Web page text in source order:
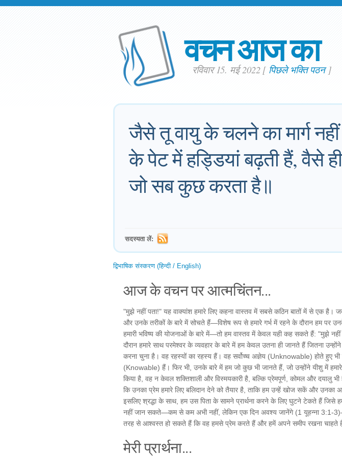
वचन आज का
रविवार 15. मई 2022 [ पिछले भक्ति पठन]
जैसे तू वायु के चलने का मार्ग
के पेट में हड्डियां बढ़ती हैं, वैसे
जो सब कुछ करता है॥
सदस्यता लें:
द्विभाषिक संस्करण (हिन्दी / English)
आज के वचन पर आत्मचिंतन...
"मुझे नहीं पता!" यह वाक्यांश हमारे लिए कहना वास्तव में सबसे कठिन बातों में से एक है।
और उनके तरीकों के बारे में सोचते हैं—विशेष रूप से हमारे गर्भ में रहने के दौरान हम पर
हमारी भविष्य की योजनाओं के बारे में—तो हम वास्तव में केवल यही कह सकते हैं: "मुझे नहीं
दौरान हमारे साथ परमेश्वर के व्यवहार के बारे में हम केवल उतना ही जानते हैं जितना
करना चुना है। वह रहस्यों का रहस्य हैं। वह सर्वोच्च अज्ञेय (Unknowable) होते हुए भी
(Knowable) हैं। फिर भी, उनके बारे में हम जो कुछ भी जानते हैं, जो उन्होंने यीशु में
किया है, वह न केवल शक्तिशाली और विस्मयकारी है, बल्कि प्रेमपूर्ण, कोमल और दयालु
कि उनका प्रेम हमारे लिए बलिदान देने को तैयार है, ताकि हम उन्हें खोज सकें और उनका
इसलिए श्रद्धा के साथ, हम उस पिता के सामने प्रार्थना करने के लिए घुटने टेकते हैं जिसे
नहीं जान सकते—कम से कम अभी नहीं, लेकिन एक दिन अवश्य जानेंगे (1 यूहन्ना 3:1-
तरह से आश्वस्त हो सकते हैं कि वह हमसे प्रेम करते हैं और हमें अपने समीप रखना चाहते
मेरी प्रार्थना...